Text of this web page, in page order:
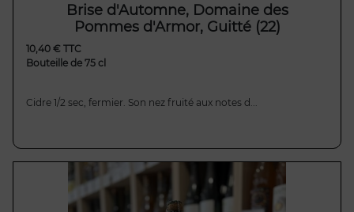
Brise d'Automne, Domaine des
Pommes d'Armor, Guitté (22)
10,40 € TTC
Bouteille de 75 cl
Cidre 1/2 sec, fermier. Son nez fruité aux notes d...